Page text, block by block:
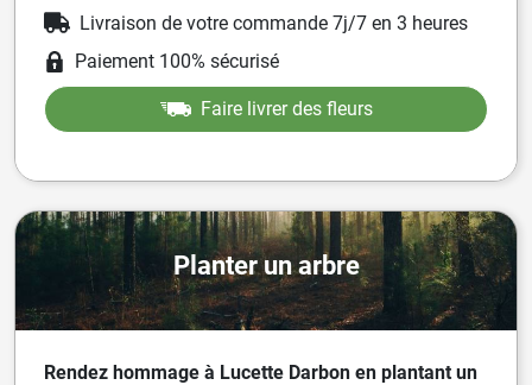
Livraison de votre commande 7j/7 en 3 heures
Paiement 100% sécurisé
Faire livrer des fleurs
Planter un arbre
Rendez hommage à Lucette Darbon en plantant un